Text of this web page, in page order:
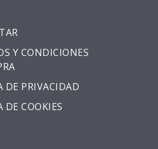
Y CONDICIONES
DE PRIVACIDAD
DE COOKIES